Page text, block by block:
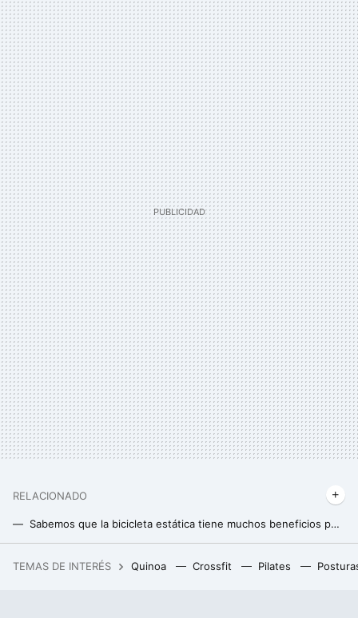
RELACIONADO
Sabemos que la bicicleta estática tiene muchos beneficios pero hay uno que tiene asombrada a la ciencia: mejora la memoria
TEMAS DE INTERÉS Quinoa Crossfit Pilates